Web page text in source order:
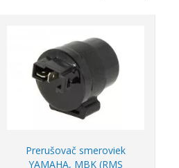
Prerušovač smeroviek
YAMAHA, MBK (RMS